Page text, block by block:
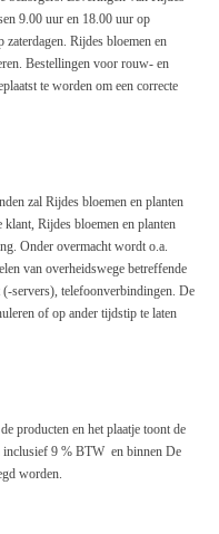
9 .00 uur en 18.00 uur op
zaterdagen. Rijdes bloemen en
Bestellingen voor rouw- en
te worden om een correcte
zal Rijdes bloemen en planten
klant, Rijdes bloemen en planten
Onder overmacht wordt o.a.
van overheidswege betreffende
servers), telefoonverbindingen. De
of op ander tijdstip te laten
producten en het plaatje toont de
inclusief 9 % BTW en binnen De
worden.